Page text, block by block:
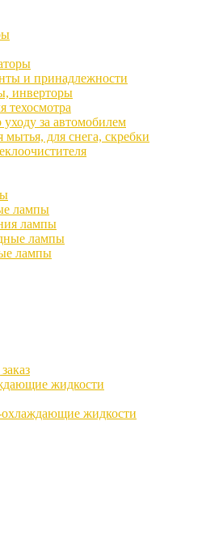
и принадлежности
инверторы
техосмотра
за автомобилем
для снега, скребки
лампы
лампы
лампы
лампы
жидкости
жидкости